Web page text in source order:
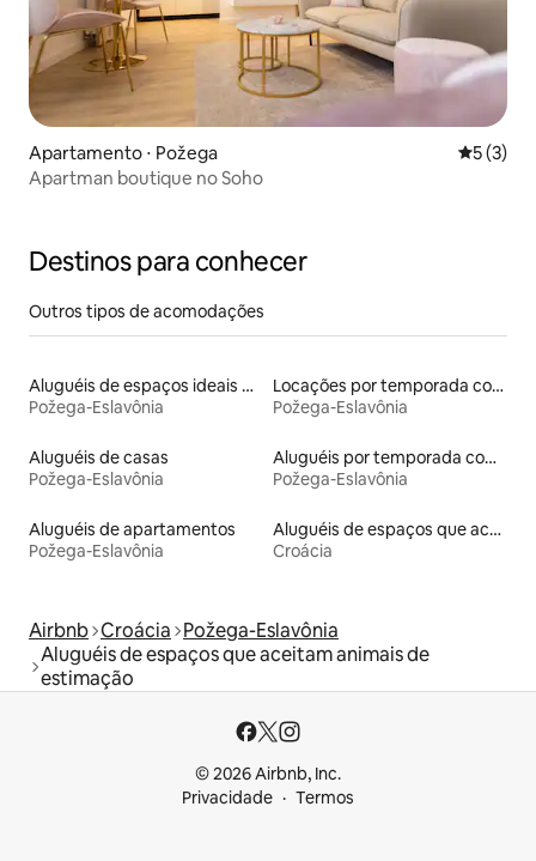
Apartamento ⋅ Požega 5 de
5 (3)
Apartman boutique no Soho
Destinos para conhecer
Outros tipos de acomodações
Aluguéis de espaços ideais para famílias
Požega-Eslavônia
Locações por temporada com piscina
Požega-Eslavônia
Aluguéis de casas
Požega-Eslavônia
Aluguéis por temporada com banheira de hidromassagem
Požega-Eslavônia
Aluguéis de apartamentos
Požega-Eslavônia
Aluguéis de espaços que aceitam animais de estimação
Croácia
Airbnb Croácia Požega-Eslavônia
Aluguéis de espaços que aceitam animais de
estimação
© 2026 Airbnb, Inc.
Privacidade
Termos